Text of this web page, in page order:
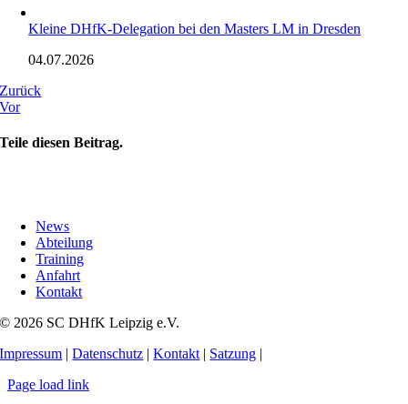
Kleine DHfK-Delegation bei den Masters LM in Dresden
04.07.2026
Zurück
Vor
Teile diesen Beitrag.
News
Abteilung
Training
Anfahrt
Kontakt
© 2026 SC DHfK Leipzig e.V.
Impressum |Datenschutz |Kontakt | Satzung |
Page load link